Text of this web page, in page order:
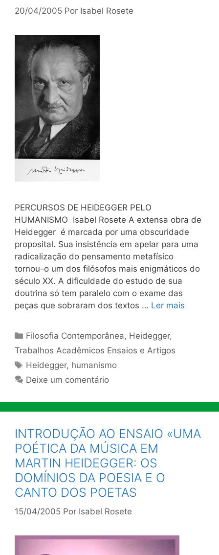
20/04/2005 Por Isabel Rosete
PERCURSOS DE HEIDEGGER PELO
HUMANISMO Isabel Rosete A extensa obra de
Heidegger é marcada por uma obscuridade
proposital. Sua insistência em apelar para uma
radicalização do pensamento metafísico
tornou-o um dos filósofos mais enigmáticos do
século XX. A dificuldade do estudo de sua
doutrina só tem paralelo com o exame das
peças que sobraram dos textos … Ler mais
Categorias
Filosofia Contemporânea, Heidegger,
Trabalhos Acadêmicos Ensaios e Artigos
Tags
Heidegger, humanismo
Deixe um comentário
INTRODUÇÃO AO ENSAIO «UMA
POÉTICA DA MÚSICA EM
MARTIN HEIDEGGER: OS
DOMÍNIOS DA POESIA E O
CANTO DOS POETAS
15/04/2005 Por Isabel Rosete